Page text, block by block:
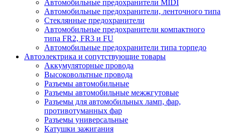
Автомобильные предохранители MIDI
Автомобильные предохранители, ленточного типа
Стеклянные предохранители
Автомобильные предохранители компактного
типа FR2, FR3 и FU
Автомобильные предохранители типа торпедо
Автоэлектрика и сопутствующие товары
Аккумуляторные провода
Высоковольтные провода
Разъемы автомобильные
Разъемы автомобильные межжгутовые
Разъемы для автомобильных ламп, фар,
противотуманных фар
Разъемы универсальные
Катушки зажигания